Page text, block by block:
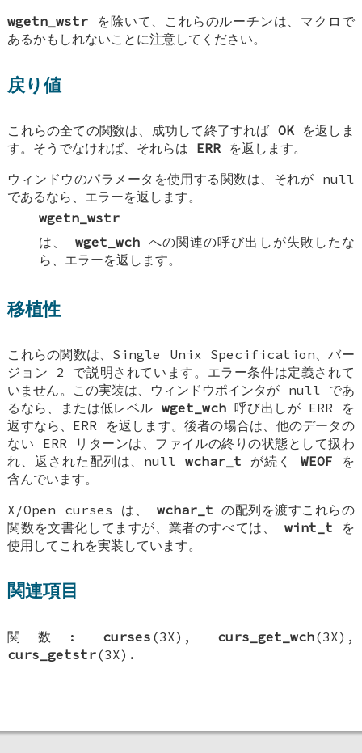
wgetn_wstr を除いて、これらのルーチンは、マクロで
あるかもしれないことに注意してください。
戻り値
これらの全ての関数は、成功して終了すれば OKを返しま
す。そうでなければ、それらは ERR を返します。
ウィンドウのパラメータを使用する関数は、それが null
であるなら、エラーを返します。
wgetn_wstr
は、wget_wch への関連の呼び出しが失敗したな
ら、エラーを返します。
移植性
これらの関数は、Single Unix Specification、バー
ジョン 2 で説明されています。エラー条件は定義されて
いません。この実装は、ウィンドウポインタが null であ
るなら、または低レベル wget_wch呼び出しが ERR を
返すなら、ERR を返します。後者の場合は、他のデータの
ない ERR リターンは、ファイルの終りの状態として扱わ
れ、返された配列は、nullwchar_t が続く WEOF を
含んでいます。
X/Open curses は、 wchar_t の配列を渡すこれらの
関数を文書化してますが、業者のすべては、wint_t を
使用してこれを実装しています。
関連項目
関数: curses (3X), curs_get_wch(3X),
curs_getstr(3X).